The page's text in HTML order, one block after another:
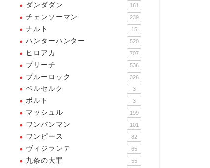
ダンダダン 161
チェンソーマン 239
ナルト 15
ハンターハンター 520
ヒロアカ 707
ブリーチ 536
ブルーロック 326
ベルセルク 3
ボルト 3
マッシュル 199
ワンパンマン 101
ワンピース 82
ヴィジランテ 65
九条の大罪 55